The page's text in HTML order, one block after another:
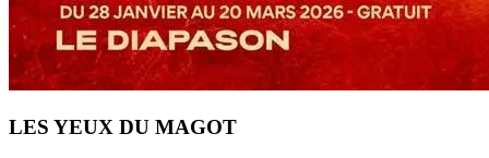
LES YEUX DU MAGOT